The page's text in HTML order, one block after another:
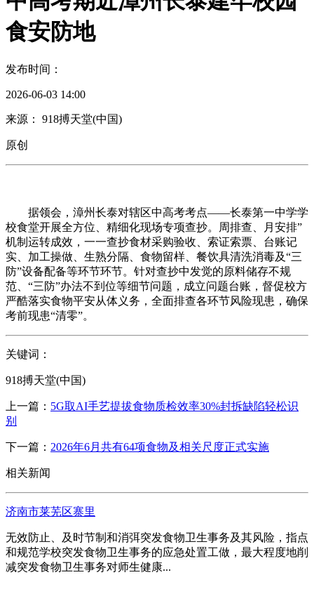
食安防地
发布时间：
2026-06-03 14:00
来源： 918搏天堂(中国)
原创
据领会，漳州长泰对辖区中高考考点——长泰第一中学学
校食堂开展全方位、精细化现场专项查抄。周排查、月安排”
机制运转成效，一一查抄食材采购验收、索证索票、台账记
实、加工操做、生熟分隔、食物留样、餐饮具清洗消毒及“三
防”设备配备等环节环节。针对查抄中发觉的原料储存不规
范、“三防”办法不到位等细节问题，成立问题台账，督促校方
严酷落实食物平安从体义务，全面排查各环节风险现患，确保
考前现患“清零”。
关键词：
918搏天堂(中国)
上一篇： 5G取AI手艺提拔食物质检效率30%封拆缺陷轻松识
别
下一篇： 2026年6月共有64项食物及相关尺度正式实施
相关新闻
济南市莱芜区寨里
无效防止、及时节制和消弭突发食物卫生事务及其风险，指点
和规范学校突发食物卫生事务的应急处置工做，最大程度地削
减突发食物卫生事务对师生健康...